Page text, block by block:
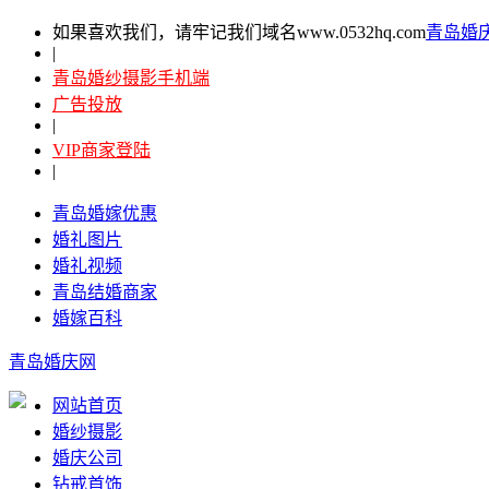
如果喜欢我们，请牢记我们域名www.0532hq.com青岛婚
|
青岛婚纱摄影手机端
广告投放
|
VIP商家登陆
|
青岛婚嫁优惠
婚礼图片
婚礼视频
青岛结婚商家
婚嫁百科
青岛婚庆网
网站首页
婚纱摄影
婚庆公司
钻戒首饰